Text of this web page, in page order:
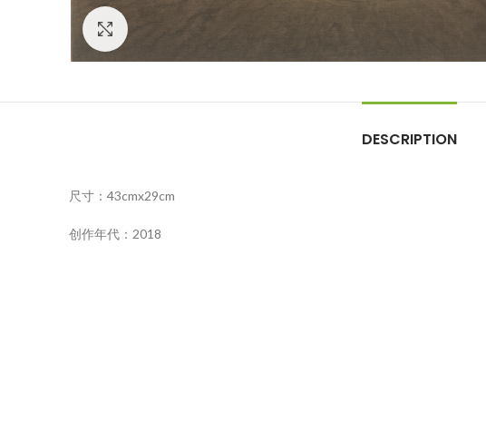
Click to enlarge
DESCRIPTION
尺寸：43cmx29cm
创作年代：2018